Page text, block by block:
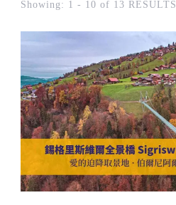
Showing: 1 - 10 of 13 RESULTS